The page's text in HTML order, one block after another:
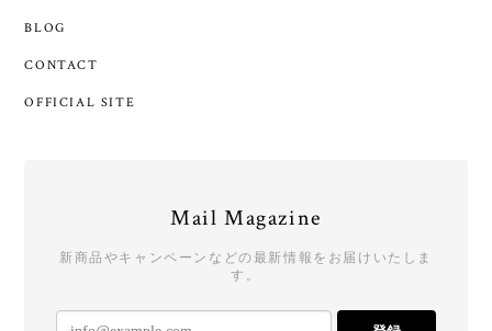
BLOG
CONTACT
OFFICIAL SITE
Mail Magazine
新商品やキャンペーンなどの最新情報をお届けいたしま
す。